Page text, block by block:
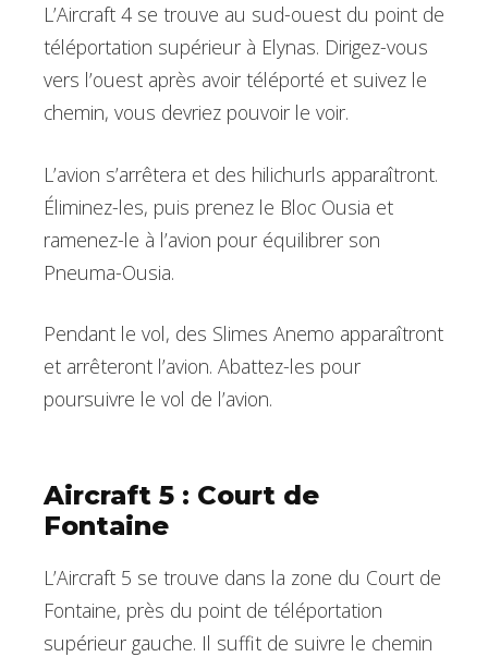
L’Aircraft 4 se trouve au sud-ouest du point de
téléportation supérieur à Elynas. Dirigez-vous
vers l’ouest après avoir téléporté et suivez le
chemin, vous devriez pouvoir le voir.
L’avion s’arrêtera et des hilichurls apparaîtront.
Éliminez-les, puis prenez le Bloc Ousia et
ramenez-le à l’avion pour équilibrer son
Pneuma-Ousia.
Pendant le vol, des Slimes Anemo apparaîtront
et arrêteront l’avion. Abattez-les pour
poursuivre le vol de l’avion.
Aircraft 5 : Court de
Fontaine
L’Aircraft 5 se trouve dans la zone du Court de
Fontaine, près du point de téléportation
supérieur gauche. Il suffit de suivre le chemin